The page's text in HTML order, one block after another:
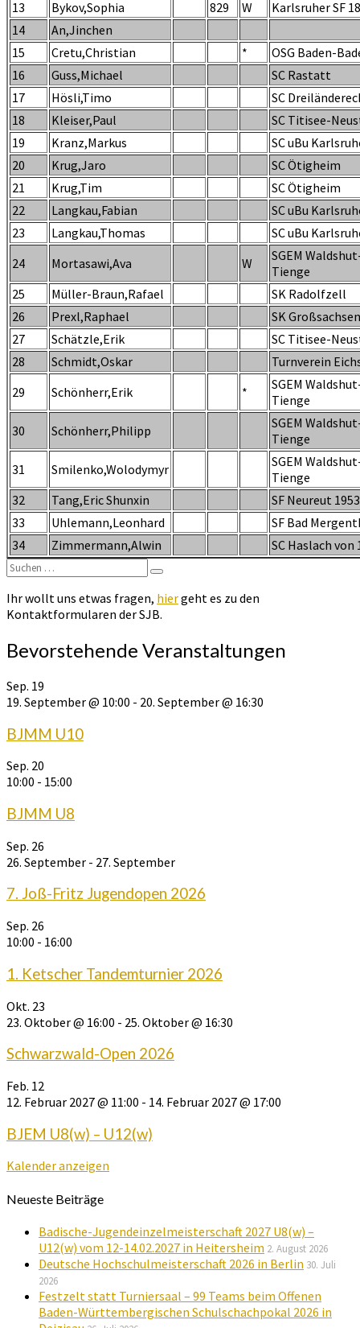
13 Bykov,Sophia 829 W
Karlsruher SF
14
An,Jinchen
15
Cretu,Christian *
OSG Baden-
16
Guss,Michael
SC Rastatt
17
Hösli,Timo
SC
18
Kleiser,Paul
SC Titisee-
19
Kranz,Markus
SC uBu
20
Krug,Jaro
SC Ötigheim
21
Krug,Tim
SC Ötigheim
22
Langkau,Fabian
SC uBu
23
Langkau,Thomas
SC uBu
24
Mortasawi,Ava W
SGEM
Tienge
25
Müller-Braun,Rafael
SK Radolfzell
26
Prexl,Raphael
SK Großsachsen
27
Schätzle,Erik
SC Titisee-
28
Schmidt,Oskar
Turnverein
29
Schönherr,Erik *
SGEM
Tienge
30
Schönherr,Philipp
SGEM
Tienge
31
Smilenko,Wolodymyr
SGEM
Tienge
32
Tang,Eric Shunxin
SF Neureut 1953
33
Uhlemann,Leonhard
SF Bad
34
Zimmermann,Alwin
SC Haslach von
Suchen
nach:
Suchen
Ihr wollt uns etwas fragen, hiergeht es zu den
Kontaktformularen der SJB.
Bevorstehende Veranstaltungen
Sep. 19
19. September @ 10:00 - 20. September @ 16:30
BJMM U10
Sep. 20
10:00 - 15:00
BJMM U8
Sep. 26
26. September - 27. September
7. Joß-Fritz Jugendopen 2026
Sep. 26
10:00 - 16:00
1. Ketscher Tandemturnier 2026
Okt. 23
23. Oktober @ 16:00 - 25. Oktober @ 16:30
Schwarzwald-Open 2026
Feb. 12
12. Februar 2027 @ 11:00 - 14. Februar 2027 @ 17:00
BJEM U8(w) – U12(w)
Kalender anzeigen
Neueste Beiträge
Badische-Jugendeinzelmeisterschaft 2027 U8(w) –
U12(w) vom 12-14.02.2027 in Heitersheim 2. August 2026
Deutsche Hochschulmeisterschaft 2026 in Berlin 30. Juli
2026
Festzelt statt Turniersaal – 99 Teams beim Offenen
Baden-Württembergischen Schulschachpokal 2026 in